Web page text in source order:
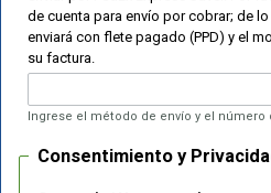
de cuenta para envío por cobrar; de
enviará con flete pagado (PPD) y el
su factura.
Ingrese el método de envío y el número
Consentimiento y